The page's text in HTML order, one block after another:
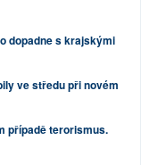
dopadne s krajskými
ve středu při novém
případě terorismus.